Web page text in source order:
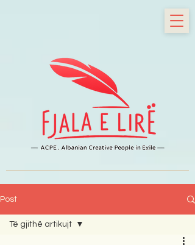
Post
Të gjithë artikujt